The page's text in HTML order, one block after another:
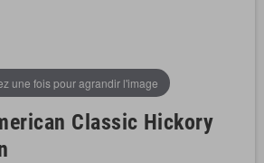
une fois pour agrandir l'image
Classic Hickory